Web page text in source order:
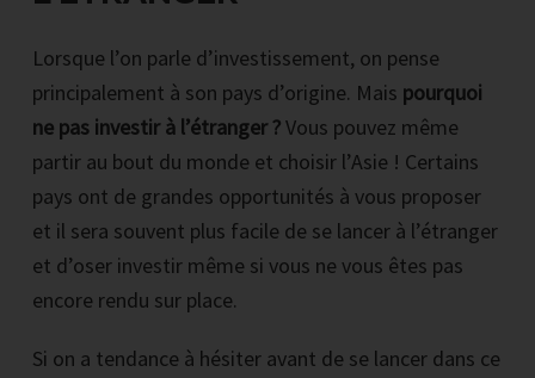
Lorsque l’on parle d’investissement, on pense
principalement à son pays d’origine. Mais pourquoi
ne pas investir à l’étranger ?Vous pouvez même
partir au bout du monde et choisir l’Asie ! Certains
pays ont de grandes opportunités à vous proposer
et il sera souvent plus facile de se lancer à l’étranger
et d’oser investir même si vous ne vous êtes pas
encore rendu sur place.
Si on a tendance à hésiter avant de se lancer dans ce